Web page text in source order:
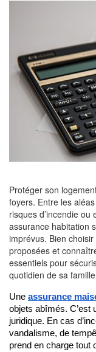
Protéger son
foyers. Entre les
risques d’incendie ou
assurance habitation
imprévus. Bien
proposées et
essentiels pour
quotidien de sa
Une assurance
objets abîmés. C’est
juridique. En cas
vandalisme, de
prend en charge tout